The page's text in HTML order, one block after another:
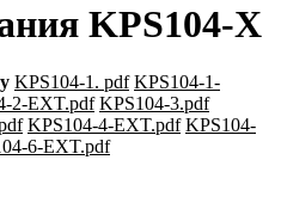
KPS104-X
KPS104-1. pdf KPS104-1-
2-EXT.pdf KPS104-3.pdf
KPS104-4-EXT.pdf KPS104-
6-EXT.pdf